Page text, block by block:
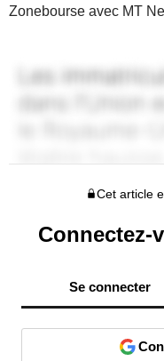
Zonebourse avec MT
Cet article
Connectez-
Se connecter